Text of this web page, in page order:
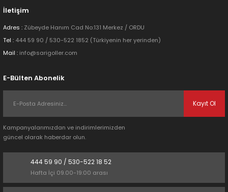
İletişim
Adres : Zübeyde Hanım Cad No:131 Merkez / ORDU
Tel : 444 59 90 / 530-522 1852 (Türkiyenin her yerinden)
Mail : info@sarigoller.com
E-Bülten Abonelik
Kayıt Ol
Kampanyalarımızdan ve indirimlerimizden
güncel olarak haberdar olun.
444 59 90 / 530-522 18 52
Hafta İçi 09.00-19:00 arası